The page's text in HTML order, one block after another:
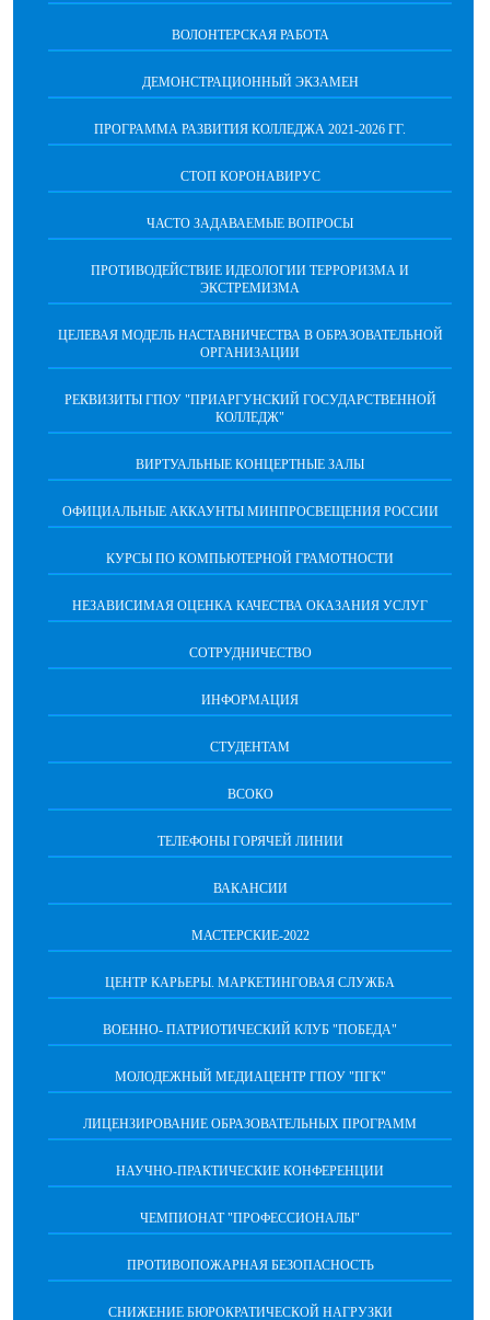
ВОЛОНТЕРСКАЯ РАБОТА
ДЕМОНСТРАЦИОННЫЙ ЭКЗАМЕН
ПРОГРАММА РАЗВИТИЯ КОЛЛЕДЖА 2021-2026 ГГ.
СТОП КОРОНАВИРУС
ЧАСТО ЗАДАВАЕМЫЕ ВОПРОСЫ
ПРОТИВОДЕЙСТВИЕ ИДЕОЛОГИИ ТЕРРОРИЗМА И
ЭКСТРЕМИЗМА
ЦЕЛЕВАЯ МОДЕЛЬ НАСТАВНИЧЕСТВА В ОБРАЗОВАТЕЛЬНОЙ
ОРГАНИЗАЦИИ
РЕКВИЗИТЫ ГПОУ "ПРИАРГУНСКИЙ ГОСУДАРСТВЕННОЙ
КОЛЛЕДЖ"
ВИРТУАЛЬНЫЕ КОНЦЕРТНЫЕ ЗАЛЫ
ОФИЦИАЛЬНЫЕ АККАУНТЫ МИНПРОСВЕЩЕНИЯ РОССИИ
КУРСЫ ПО КОМПЬЮТЕРНОЙ ГРАМОТНОСТИ
НЕЗАВИСИМАЯ ОЦЕНКА КАЧЕСТВА ОКАЗАНИЯ УСЛУГ
СОТРУДНИЧЕСТВО
ИНФОРМАЦИЯ
СТУДЕНТАМ
ВСОКО
ТЕЛЕФОНЫ ГОРЯЧЕЙ ЛИНИИ
ВАКАНСИИ
МАСТЕРСКИЕ-2022
ЦЕНТР КАРЬЕРЫ. МАРКЕТИНГОВАЯ СЛУЖБА
ВОЕННО- ПАТРИОТИЧЕСКИЙ КЛУБ "ПОБЕДА"
МОЛОДЕЖНЫЙ МЕДИАЦЕНТР ГПОУ "ПГК"
ЛИЦЕНЗИРОВАНИЕ ОБРАЗОВАТЕЛЬНЫХ ПРОГРАММ
НАУЧНО-ПРАКТИЧЕСКИЕ КОНФЕРЕНЦИИ
ЧЕМПИОНАТ "ПРОФЕССИОНАЛЫ"
ПРОТИВОПОЖАРНАЯ БЕЗОПАСНОСТЬ
СНИЖЕНИЕ БЮРОКРАТИЧЕСКОЙ НАГРУЗКИ